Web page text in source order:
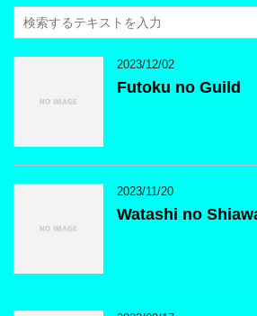
2023/12/02
Futoku no Guild
2023/11/20
Watashi no